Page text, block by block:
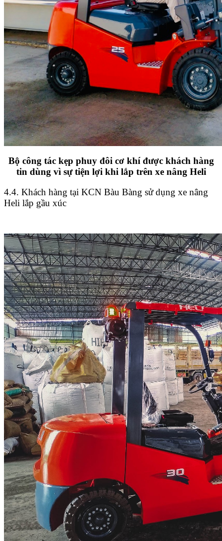
Bộ công tác kẹp phuy đôi cơ khí được khách hàng
tin dùng vì sự tiện lợi khi lắp trên xe nâng Heli
4.4. Khách hàng tại KCN Bàu Bàng sử dụng xe nâng
Heli lắp gầu xúc